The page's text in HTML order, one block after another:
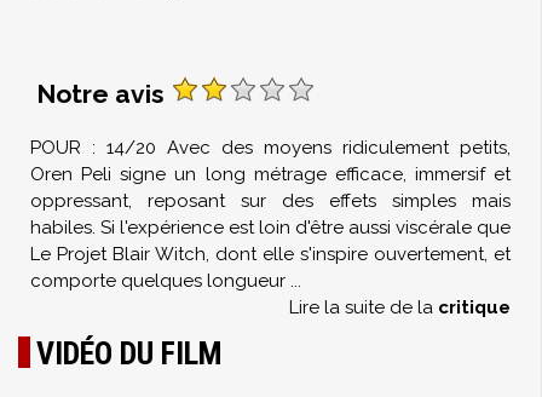
Notre avis
POUR : 14/20 Avec des moyens ridiculement petits,
Oren Peli signe un long métrage efficace, immersif et
oppressant, reposant sur des effets simples mais
habiles. Si l'expérience est loin d'être aussi viscérale que
Le Projet Blair Witch, dont elle s'inspire ouvertement, et
comporte quelques longueur ...
Lire la suite de la critique
VIDÉO DU FILM